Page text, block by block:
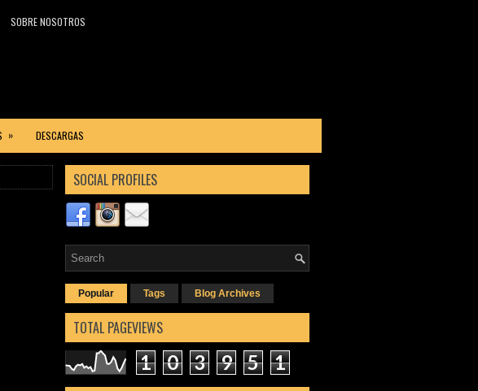
SOBRE NOSOTROS
» DESCARGAS
SOCIAL PROFILES
Popular Tags Blog Archives
TOTAL PAGEVIEWS
1 0 3 9 5 1